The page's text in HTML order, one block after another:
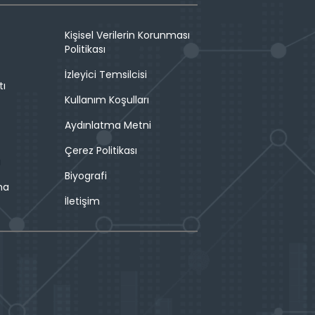
Kişisel Verilerin Korunması
Politikası
İzleyici Temsilcisi
Kullanım Koşulları
Aydınlatma Metni
Çerez Politikası
Biyografi
İletişim